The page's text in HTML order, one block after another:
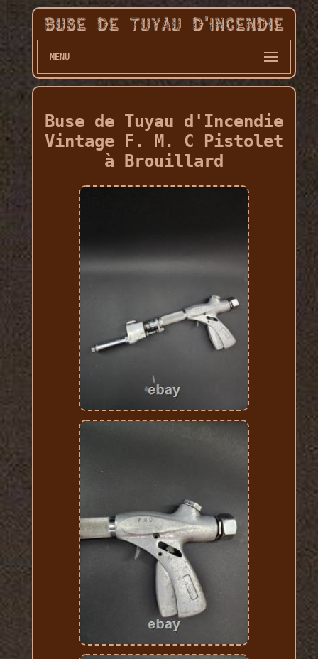
MENU
Buse de Tuyau d'Incendie
Vintage F. M. C Pistolet
à Brouillard